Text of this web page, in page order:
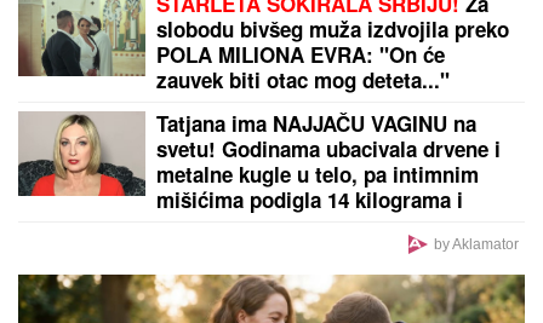
OVO SU DO SADA POTVRĐENI UČESNICI ELITE 10!
Filip Car se vraća da se "penzioniše", a sprema se i
žestoka osveta
Evo kako pravilno da ZAMRZNETE
LETNJE VOĆE da vam NE POTAMNI
do zime: Treba vam samo jedan
MAGIČAN SASTOJAK I OVAJ TRIK